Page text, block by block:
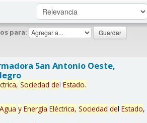
para:
San Antonio Oeste,
Sociedad del Estado.
Agua y Energía Eléctrica, Sociedad del Estado,